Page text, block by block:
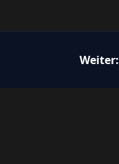
Weiter: